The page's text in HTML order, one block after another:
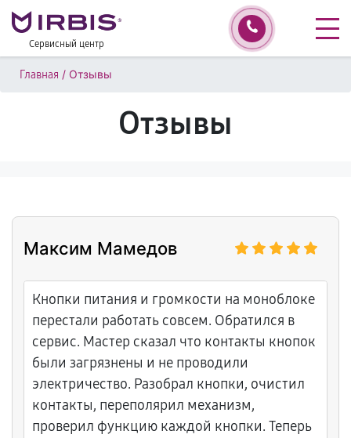
Сервисный центр
Главная / Отзывы
Отзывы
Максим Мамедов
Кнопки питания и громкости на моноблоке
перестали работать совсем. Обратился в
сервис. Мастер сказал что контакты кнопок
были загрязнены и не проводили
электричество. Разобрал кнопки, очистил
контакты, переполярил механизм,
проверил функцию каждой кнопки. Теперь